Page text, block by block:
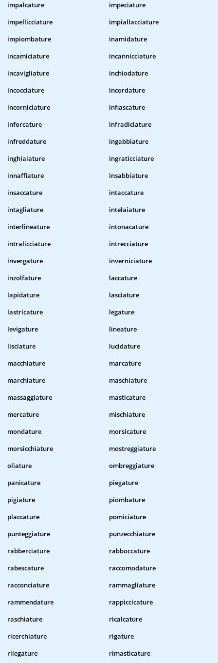
impalcature
impeciature
impellicciature
impiallacciature
impiombature
inamidature
incamiciature
incannicciature
incavigliature
inchiodature
incocciature
incordature
incorniciature
infiascature
inforcature
infradiciature
infreddature
ingabbiature
inghiaiature
ingraticciature
innaffiature
insabbiature
insaccature
intaccature
intagliature
intelaiature
interlineature
intonacature
intralicciature
intrecciature
invergature
inverniciature
inzolfature
laccature
lapidature
lasciature
lastricature
legature
levigature
lineature
lisciature
lucidature
macchiature
marcature
marchiature
maschiature
massaggiature
masticature
mercature
mischiature
mondature
morsicature
morsicchiature
mostreggiature
oliature
ombreggiature
panicature
piegature
pigiature
piombature
placcature
pomiciature
punteggiature
punzecchiature
rabberciature
rabboccature
rabescature
raccomodature
racconciature
rammagliature
rammendature
rappiccicature
raschiature
ricalcature
ricerchiature
rigature
rilegature
rimasticature